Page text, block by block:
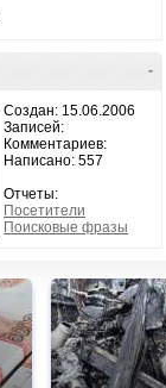
-
Создан: 15.06.2006
Записей:
Комментариев:
Написано: 557
Отчеты:
Посетители
Поисковые фразы